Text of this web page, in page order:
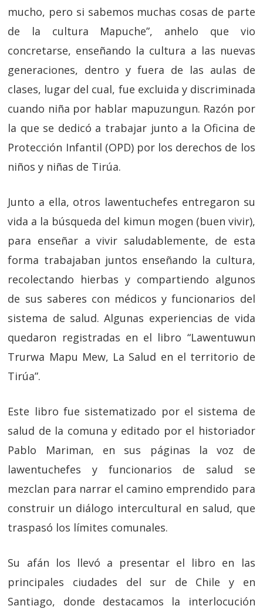
mucho, pero si sabemos muchas cosas de parte
de la cultura Mapuche”, anhelo que vio
concretarse, enseñando la cultura a las nuevas
generaciones, dentro y fuera de las aulas de
clases, lugar del cual, fue excluida y discriminada
cuando niña por hablar mapuzungun. Razón por
la que se dedicó a trabajar junto a la Oficina de
Protección Infantil (OPD) por los derechos de los
niños y niñas de Tirúa.
Junto a ella, otros lawentuchefes entregaron su
vida a la búsqueda del kimun mogen (buen vivir),
para enseñar a vivir saludablemente, de esta
forma trabajaban juntos enseñando la cultura,
recolectando hierbas y compartiendo algunos
de sus saberes con médicos y funcionarios del
sistema de salud. Algunas experiencias de vida
quedaron registradas en el libro “Lawentuwun
Trurwa Mapu Mew, La Salud en el territorio de
Tirúa”.
Este libro fue sistematizado por el sistema de
salud de la comuna y editado por el historiador
Pablo Mariman, en sus páginas la voz de
lawentuchefes y funcionarios de salud se
mezclan para narrar el camino emprendido para
construir un diálogo intercultural en salud, que
traspasó los límites comunales.
Su afán los llevó a presentar el libro en las
principales ciudades del sur de Chile y en
Santiago, donde destacamos la interlocución